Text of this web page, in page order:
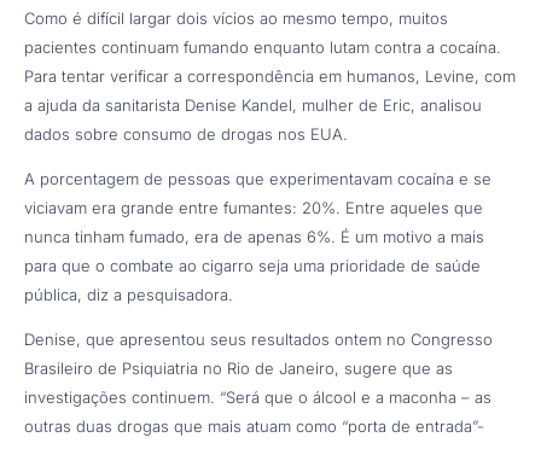
Como é difícil largar dois vícios ao mesmo tempo, muitos
pacientes continuam fumando enquanto lutam contra a cocaína.
Para tentar verificar a correspondência em humanos, Levine, com
a ajuda da sanitarista Denise Kandel, mulher de Eric, analisou
dados sobre consumo de drogas nos EUA.
A porcentagem de pessoas que experimentavam cocaína e se
viciavam era grande entre fumantes: 20%. Entre aqueles que
nunca tinham fumado, era de apenas 6%. É um motivo a mais
para que o combate ao cigarro seja uma prioridade de saúde
pública, diz a pesquisadora.
Denise, que apresentou seus resultados ontem no Congresso
Brasileiro de Psiquiatria no Rio de Janeiro, sugere que as
investigações continuem. “Será que o álcool e a maconha – as
outras duas drogas que mais atuam como “porta de entrada”-